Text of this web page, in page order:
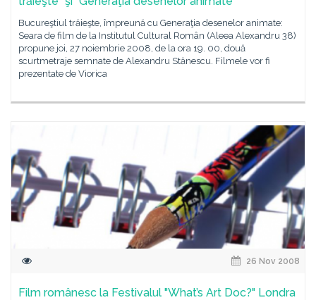
Bucureştiul trăieşte, împreună cu Generaţia desenelor animate:
Seara de film de la Institutul Cultural Român (Aleea Alexandru 38)
propune joi, 27 noiembrie 2008, de la ora 19. 00, două
scurtmetraje semnate de Alexandru Stănescu. Filmele vor fi
prezentate de Viorica
26 Nov 2008
Film românesc la Festivalul "What’s Art Doc?" Londra